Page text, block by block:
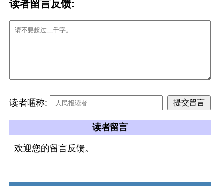
读者留言反馈:
读者暱称:
读者留言
欢迎您的留言反馈。